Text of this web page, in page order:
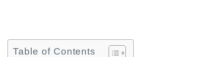
Table of Contents